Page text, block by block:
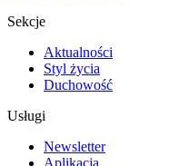
Sekcje
Aktualności
Styl życia
Duchowość
Usługi
Newsletter